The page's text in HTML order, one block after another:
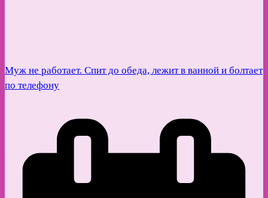
Муж не работает. Спит до обеда, лежит в ванной и болтает
по телефону